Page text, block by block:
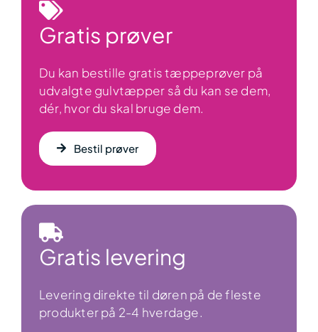
Gratis prøver
Du kan bestille gratis tæppeprøver på
udvalgte gulvtæpper så du kan se dem,
dér, hvor du skal bruge dem.
Bestil prøver
Gratis levering
Levering direkte til døren på de fleste
produkter på 2-4 hverdage.